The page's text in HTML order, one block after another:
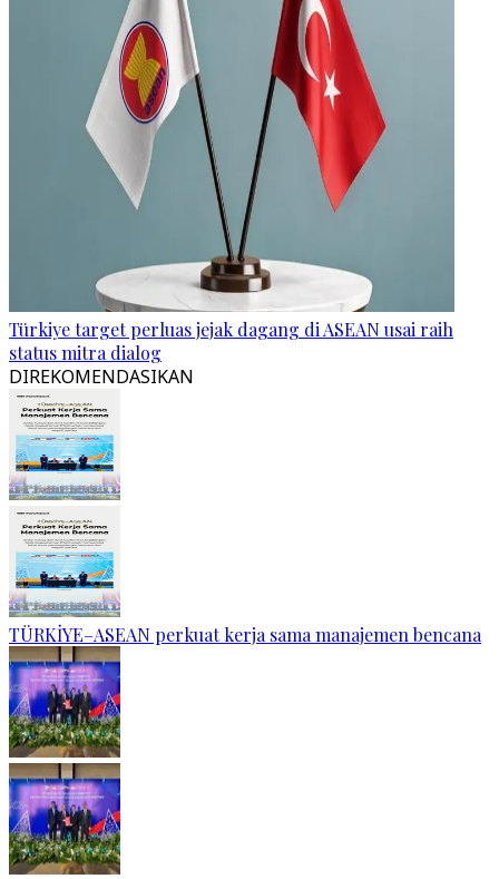
Türkiye target perluas jejak dagang di ASEAN usai raih
status mitra dialog
DIREKOMENDASIKAN
TÜRKİYE–ASEAN perkuat kerja sama manajemen bencana